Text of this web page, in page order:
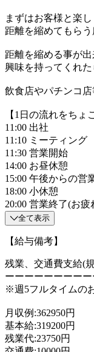
まずはお客様と楽し
距離を縮めてもら
距離を縮める事が
興味を持ってくれ
飲食店やパチンコ
【1日の流れをちょ
11:00 出社
11:10 ミーティング
11:30 営業開始
14:00 お昼休憩
15:00 午後からの営
18:00 小休憩
20:00 営業終了(お
全て表示
【給与備考】
残業、交通費支給(
ーーーーーーーー
※週5フルタイムの
月収例:362950円
基本給:319200円
残業代:23750円